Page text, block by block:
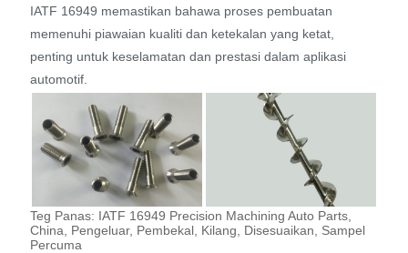
IATF 16949 memastikan bahawa proses pembuatan
memenuhi piawaian kualiti dan ketekalan yang ketat,
penting untuk keselamatan dan prestasi dalam aplikasi
automotif.
Teg Panas: IATF 16949 Precision Machining Auto Parts,
China, Pengeluar, Pembekal, Kilang, Disesuaikan, Sampel
Percuma